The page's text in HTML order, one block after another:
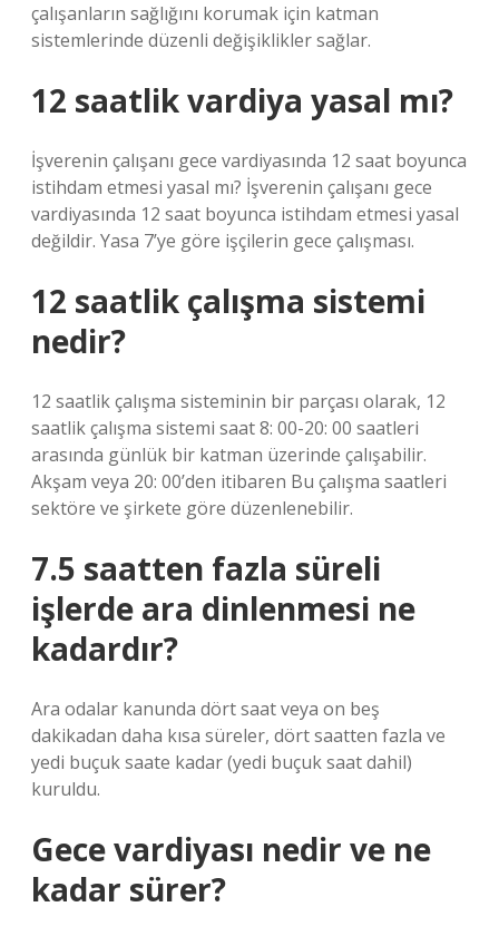
çalışanların sağlığını korumak için katman
sistemlerinde düzenli değişiklikler sağlar.
12 saatlik vardiya yasal mı?
İşverenin çalışanı gece vardiyasında 12 saat boyunca
istihdam etmesi yasal mı? İşverenin çalışanı gece
vardiyasında 12 saat boyunca istihdam etmesi yasal
değildir. Yasa 7’ye göre işçilerin gece çalışması.
12 saatlik çalışma sistemi
nedir?
12 saatlik çalışma sisteminin bir parçası olarak, 12
saatlik çalışma sistemi saat 8: 00-20: 00 saatleri
arasında günlük bir katman üzerinde çalışabilir.
Akşam veya 20: 00’den itibaren Bu çalışma saatleri
sektöre ve şirkete göre düzenlenebilir.
7.5 saatten fazla süreli
işlerde ara dinlenmesi ne
kadardır?
Ara odalar kanunda dört saat veya on beş
dakikadan daha kısa süreler, dört saatten fazla ve
yedi buçuk saate kadar (yedi buçuk saat dahil)
kuruldu.
Gece vardiyası nedir ve ne
kadar sürer?